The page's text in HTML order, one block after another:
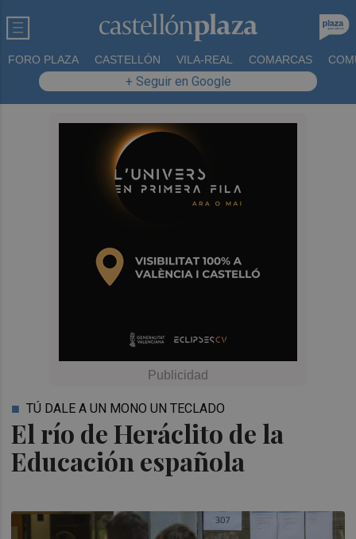
FORO PLAZA CASTELLÓN VILA-REAL COMARCAS
+ Seguir en Google
El río de Heráclito de la
Educación española
TÚ DALE A UN MONO UN TECLADO